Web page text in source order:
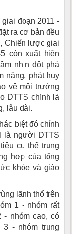
đoạn 2011 -
ra cơ bản đều
Chiến lược giai
còn xuất hiện
nhìn đột phá
năng, phát huy
vệ môi trường
DTTS chính là
lâu dài.
biệt đó chính
là người DTTS
cụ thể trung
hợp của tổng
khỏe và giáo
lãnh thổ trên
1 - nhóm rất
- nhóm cao, có
3 - nhóm trung